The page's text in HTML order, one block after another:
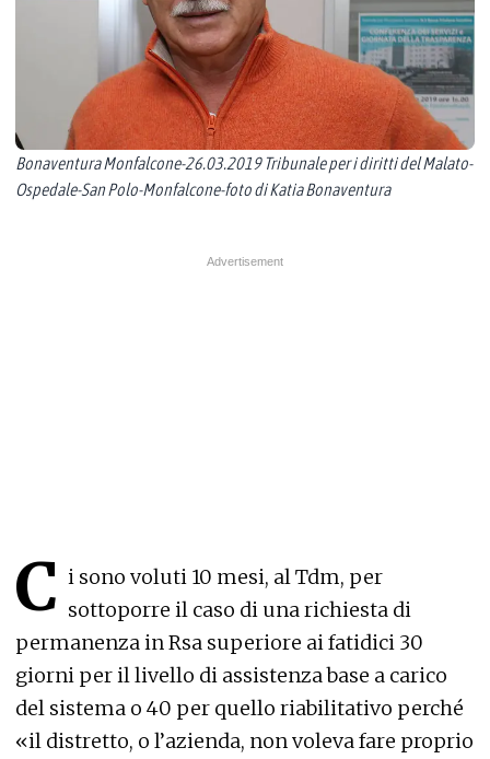
Bonaventura Monfalcone-26.03.2019 Tribunale per i diritti del Malato-
Ospedale-San Polo-Monfalcone-foto di Katia Bonaventura
C i sono voluti 10 mesi, al Tdm, per
sottoporre il caso di una richiesta di
permanenza in Rsa superiore ai fatidici 30
giorni per il livello di assistenza base a carico
del sistema o 40 per quello riabilitativo perché
«il distretto, o l’azienda, non voleva fare proprio